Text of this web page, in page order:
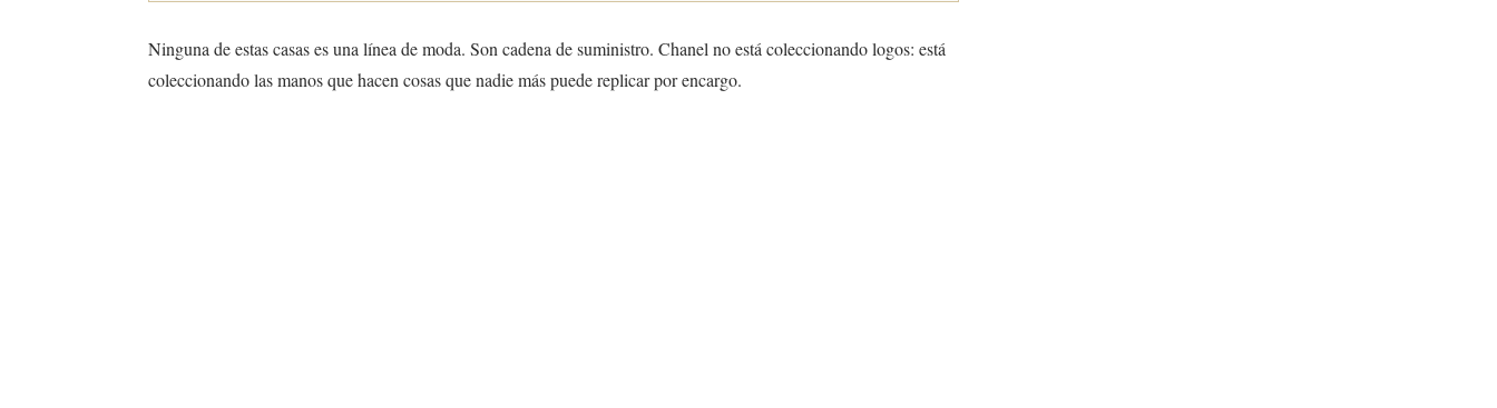
Ninguna de estas casas es una línea de moda. Son cadena de suministro. Chanel no está coleccionando logos: está
coleccionando las manos que hacen cosas que nadie más puede replicar por encargo.